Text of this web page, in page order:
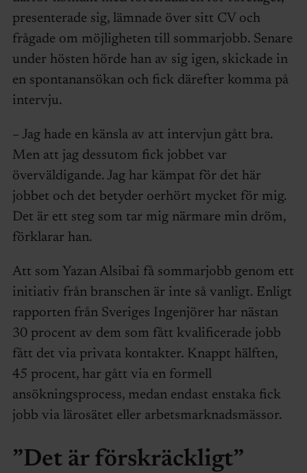
presenterade sig, lämnade över sitt CV och
frågade om möjligheten till sommarjobb. Senare
under hösten hörde han av sig igen, skickade in
en spontanansökan och fick därefter komma på
intervju.
– Jag hade en känsla av att intervjun gått bra.
Men att jag dessutom fick jobbet var
överväldigande. Jag har kämpat för det här
jobbet och det betyder oerhört mycket för mig.
Det är ett steg som tar mig närmare min dröm,
förklarar han.
Att som Yazan Alsibai få sommarjobb genom ett
initiativ från branschen är inte så vanligt. Enligt
rapporten från Sveriges Ingenjörer har nästan
30 procent av dem som fått kvalificerade jobb
fått det via privata kontakter. Knappt hälften,
45 procent, har gått via en formell
ansökningsprocess, medan endast enstaka fick
jobb via lärosätet eller arbetsmarknadsmässor.
”Det är förskräckligt”